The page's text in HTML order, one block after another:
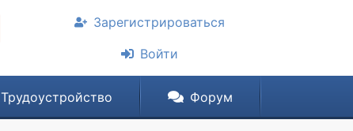
Зарегистрироваться
Войти
Трудоустройство Форум